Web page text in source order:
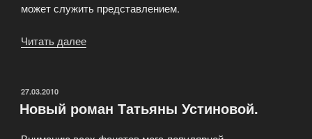
может служить представлением.
Читать далее
книге
ОПУБЛИКОВАНО
27.03.2010
Новый роман Татьяны Устиновой.